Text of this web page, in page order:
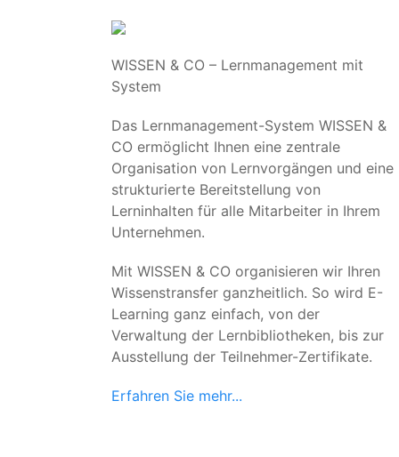
WISSEN & CO – Lernmanagement mit
System
Das Lernmanagement-System WISSEN &
CO ermöglicht Ihnen eine zentrale
Organisation von Lernvorgängen und eine
strukturierte Bereitstellung von
Lerninhalten für alle Mitarbeiter in Ihrem
Unternehmen.
Mit WISSEN & CO organisieren wir Ihren
Wissenstransfer ganzheitlich. So wird E-
Learning ganz einfach, von der
Verwaltung der Lernbibliotheken, bis zur
Ausstellung der Teilnehmer-Zertifikate.
Erfahren Sie mehr...